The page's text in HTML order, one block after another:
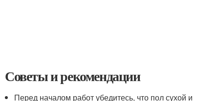
Советы и рекомендации
Перед началом работ убедитесь, что пол сухой и